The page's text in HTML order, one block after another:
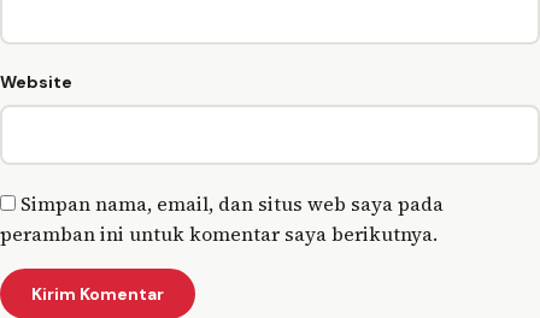
Website
Simpan nama, email, dan situs web saya pada
peramban ini untuk komentar saya berikutnya.